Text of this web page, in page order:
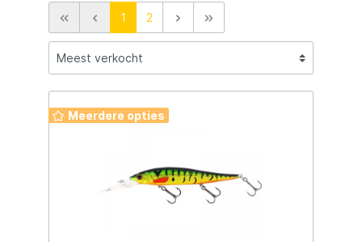
1 2
Meerdere opties